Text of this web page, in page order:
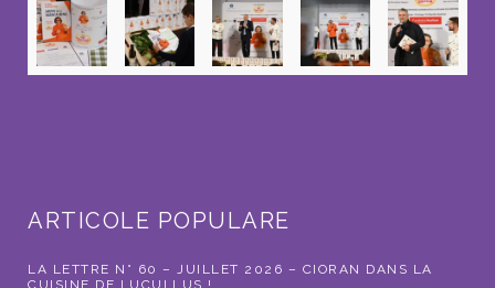
ARTICOLE POPULARE
LA LETTRE N° 60 – JUILLET 2026 – CIORAN DANS LA
CUISINE DE LUCULLUS !